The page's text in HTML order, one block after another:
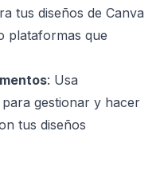
tus diseños de Canva
plataformas que
: Usa
gestionar y hacer
tus diseños